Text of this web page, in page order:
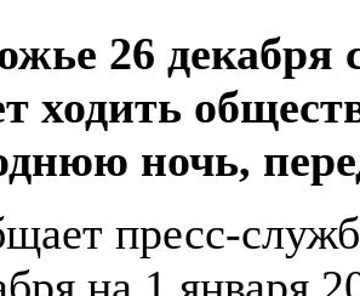
26 декабря
ходить
ночь,
пресс-